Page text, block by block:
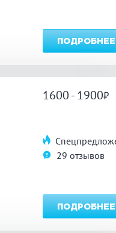
ПОДРОБНЕЕ
1600 - 1900
29 отзывов
ПОДРОБНЕЕ